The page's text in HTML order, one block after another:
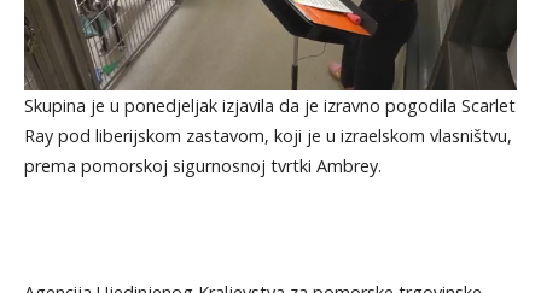
Skupina je u ponedjeljak izjavila da je izravno pogodila Scarlet
Ray pod liberijskom zastavom, koji je u izraelskom vlasništvu,
prema pomorskoj sigurnosnoj tvrtki Ambrey.